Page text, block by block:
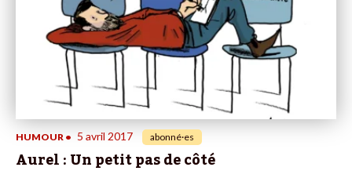
HUMOUR • 5 avril 2017 abonné·es
Aurel : Un petit pas de côté